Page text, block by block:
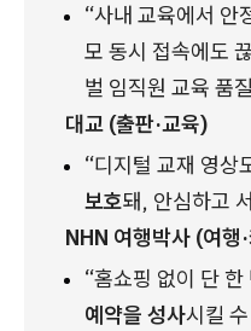
“사내 교육에서 안
모 동시 접속에도
벌 임직원 교육 품
대교 (출판·교육)
“디지털 교재 영상
보호돼, 안심하고
NHN 여행박사 (여행
“홈쇼핑 없이 단
예약을 성사시킬